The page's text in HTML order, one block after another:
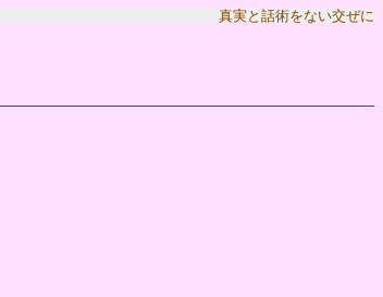
真実と話術をない交ぜに